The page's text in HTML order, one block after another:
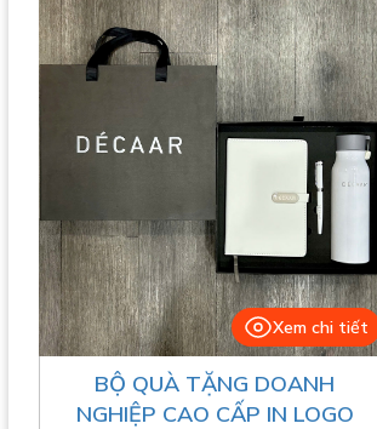
Xem chi tiết
BỘ QUÀ TẶNG DOANH
NGHIỆP CAO CẤP IN LOGO